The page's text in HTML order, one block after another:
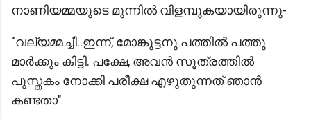
നാണിയമ്മയുടെ മുന്നില്‍ വിളമ്പുകയായിരുന്നു-
"വല്യമ്മച്ചീ..ഇന്ന്, മോങ്കുട്ടനു പത്തില്‍ പത്തു
മാര്‍ക്കും കിട്ടി. പക്ഷേ, അവന്‍ സൂത്രത്തില്‍
പുസ്തകം നോക്കി പരീക്ഷ എഴുതുന്നത് ഞാന്‍
കണ്ടതാ"